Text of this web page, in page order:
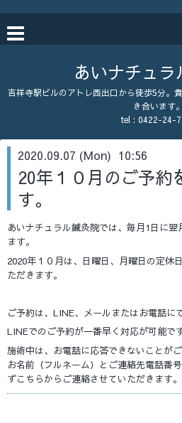
あいナチュラ
吉祥寺駅ビルのアトレ西出口から徒歩5分。
き合います。
tel : 0422-24-
2020.09.07 (Mon) 10:56
20年１０月のご予約
す。
あいナチュラル鍼灸院では、毎月1日に翌
ます。
2020年１０月は、日曜日、月曜日の定休
ただきます。
ご予約は、LINE、メールまたはお電話に
LINEでのご予約が一番早く対応が可能です
施術中は、お電話に応答できないことが
お名前（フルネーム）とご連絡先電話番
ずこちらからご連絡させていただきます。